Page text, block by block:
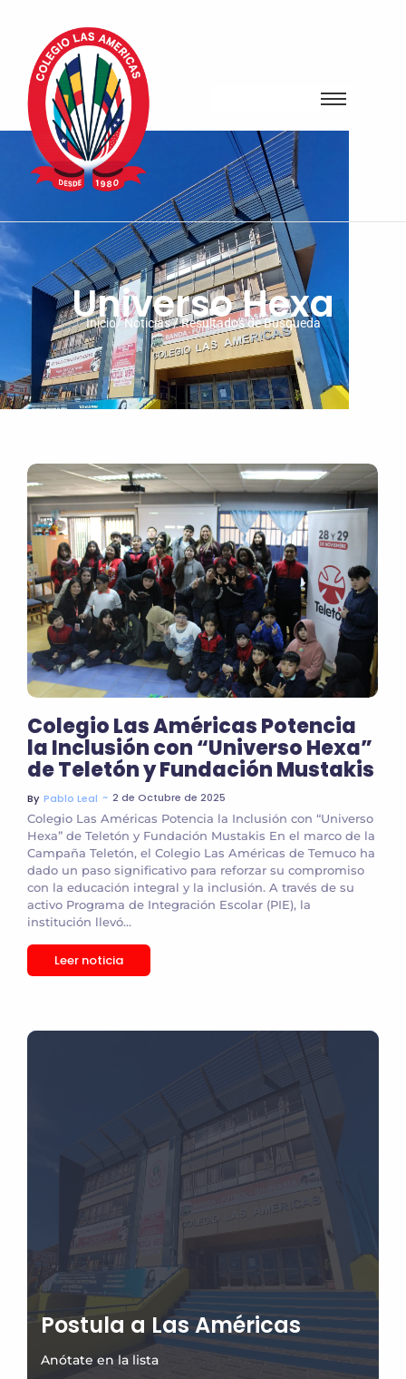
Universo Hexa
Inicio/ Noticias / Resultados de Busqueda
Colegio Las Américas Potencia
la Inclusión con “Universo Hexa”
de Teletón y Fundación Mustakis
By Pablo Leal ~ 2 de Octubre de 2025
Colegio Las Américas Potencia la Inclusión con “Universo
Hexa” de Teletón y Fundación Mustakis En el marco de la
Campaña Teletón, el Colegio Las Américas de Temuco ha
dado un paso significativo para reforzar su compromiso
con la educación integral y la inclusión. A través de su
activo Programa de Integración Escolar (PIE), la
institución llevó...
Leer noticia
Postula a Las Américas
Anótate en la lista